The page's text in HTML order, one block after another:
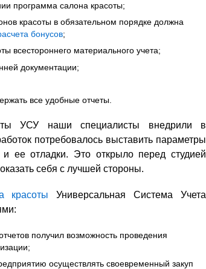
программа салона красоты;
красоты в обязательном порядке должна
бонусов;
всестороннего материального учета;
документации;
все удобные отчеты.
УСУ наши специалисты внедрили в
потребовалось выставить параметры
ее отладки. Это открыло перед студией
себя с лучшей стороны.
красоты Универсальная Система Учета
получил возможность проведения
осуществлять своевременный закуп